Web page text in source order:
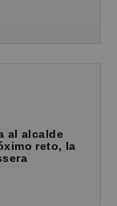
al alcalde
reto, la